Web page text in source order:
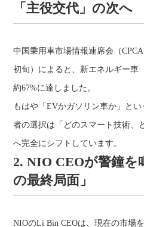
「主役交代」の次へ
中国乗用車市場情報連席会（
初旬）によると、新エネルギー車
約67%に達しました。
もはや「EVかガソリン車か」と
者の選択は「どのスマート技術、
へ完全にシフトしています。
2. NIO CEOが警鐘を
の最終局面」
NIOのLi Bin CEOは、現在の市場